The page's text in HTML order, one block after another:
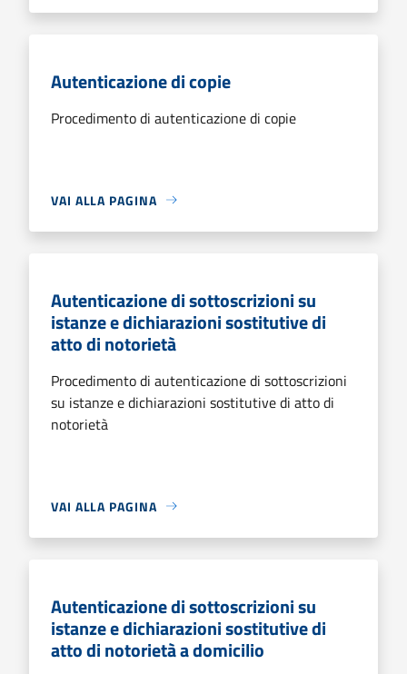
Autenticazione di copie
Procedimento di autenticazione di copie
VAI ALLA PAGINA
Autenticazione di sottoscrizioni su
istanze e dichiarazioni sostitutive di
atto di notorietà
Procedimento di autenticazione di sottoscrizioni
su istanze e dichiarazioni sostitutive di atto di
notorietà
VAI ALLA PAGINA
Autenticazione di sottoscrizioni su
istanze e dichiarazioni sostitutive di
atto di notorietà a domicilio